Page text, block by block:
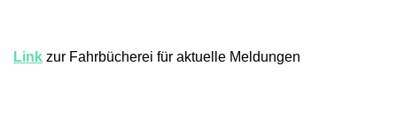
Link zur Fahrbücherei für aktuelle Meldungen